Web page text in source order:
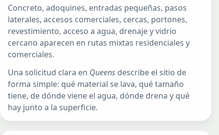
Concreto, adoquines, entradas pequeñas, pasos
laterales, accesos comerciales, cercas, portones,
revestimiento, acceso a agua, drenaje y vidrio
cercano aparecen en rutas mixtas residenciales y
comerciales.
Una solicitud clara en Queens describe el sitio de
forma simple: qué material se lava, qué tamaño
tiene, de dónde viene el agua, dónde drena y qué
hay junto a la superficie.